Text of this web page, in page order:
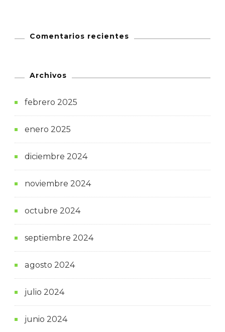
Comentarios recientes
Archivos
febrero 2025
enero 2025
diciembre 2024
noviembre 2024
octubre 2024
septiembre 2024
agosto 2024
julio 2024
junio 2024